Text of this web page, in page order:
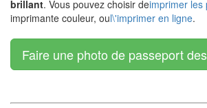
brillant. Vous pouvez choisir deimprimer les
imprimante couleur, oul\'imprimer en ligne.
Faire une photo de passeport